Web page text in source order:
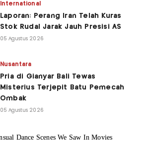
International
Laporan: Perang Iran Telah Kuras
Stok Rudal Jarak Jauh Presisi AS
05 Agustus 2026
Nusantara
Pria di Gianyar Bali Tewas
Misterius Terjepit Batu Pemecah
Ombak
05 Agustus 2026